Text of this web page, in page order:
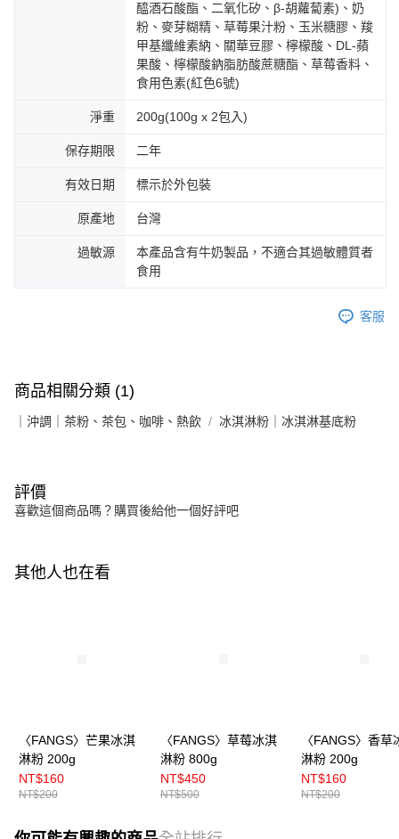
醯酒石酸酯、二氧化矽、β-胡蘿蔔素)、奶
粉、麥芽糊精、草莓果汁粉、玉米糖膠、羧
甲基纖維素納、關華豆膠、檸檬酸、DL-蘋
果酸、檸檬酸鈉脂肪酸蔗糖酯、草莓香料、
食用色素(紅色6號)
淨重 200g(100g x 2包入)
保存期限 二年
有效日期 標示於外包裝
原產地 台灣
過敏源
本產品含有牛奶製品，不適合其過敏體質者
食用
客服
商品相關分類 (1)
｜沖調｜茶粉、茶包、咖啡、熱飲 冰淇淋粉｜冰淇淋基底粉
評價
喜歡這個商品嗎？購買後給他一個好評吧
其他人也在看
〈FANGS〉芒果冰淇
淋粉 200g
NT$160
NT$200
〈FANGS〉草莓冰淇
淋粉 800g
NT$450
NT$500
〈FANGS〉香草
淋粉 200g
NT$160
NT$200